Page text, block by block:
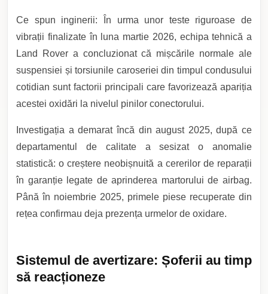
Ce spun inginerii: În urma unor teste riguroase de
vibrații finalizate în luna martie 2026, echipa tehnică a
Land Rover a concluzionat că mișcările normale ale
suspensiei și torsiunile caroseriei din timpul condusului
cotidian sunt factorii principali care favorizează apariția
acestei oxidări la nivelul pinilor conectorului.
Investigația a demarat încă din august 2025, după ce
departamentul de calitate a sesizat o anomalie
statistică: o creștere neobișnuită a cererilor de reparații
în garanție legate de aprinderea martorului de airbag.
Până în noiembrie 2025, primele piese recuperate din
rețea confirmau deja prezența urmelor de oxidare.
Sistemul de avertizare: Șoferii au timp
să reacționeze